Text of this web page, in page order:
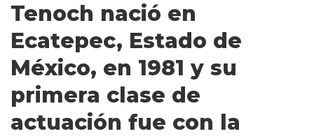
Tenoch nació en
Ecatepec, Estado de
México, en 1981 y su
primera clase de
actuación fue con la